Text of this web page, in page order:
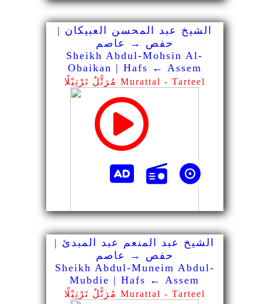
الشيخ عبد المحسن العبيكان |
حفص → عاصم
Sheikh Abdul-Mohsin Al-
Obaikan | Hafs ← Assem
مُرَتًّلٌ تَرْتِيْلًا Murattal - Tarteel
الشيخ عبد المنعم عبد المبدئ |
حفص → عاصم
Sheikh Abdul-Muneim Abdul-
Mubdie | Hafs ← Assem
مُرَتًّلٌ تَرْتِيْلًا Murattal - Tarteel